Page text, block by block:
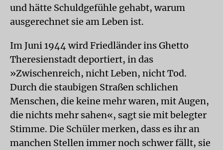
und hätte Schuldgefühle gehabt, warum
ausgerechnet sie am Leben ist.
Im Juni 1944 wird Friedländer ins Ghetto
Theresienstadt deportiert, in das
»Zwischenreich, nicht Leben, nicht Tod.
Durch die staubigen Straßen schlichen
Menschen, die keine mehr waren, mit Augen,
die nichts mehr sahen«, sagt sie mit belegter
Stimme. Die Schüler merken, dass es ihr an
manchen Stellen immer noch schwer fällt, sie